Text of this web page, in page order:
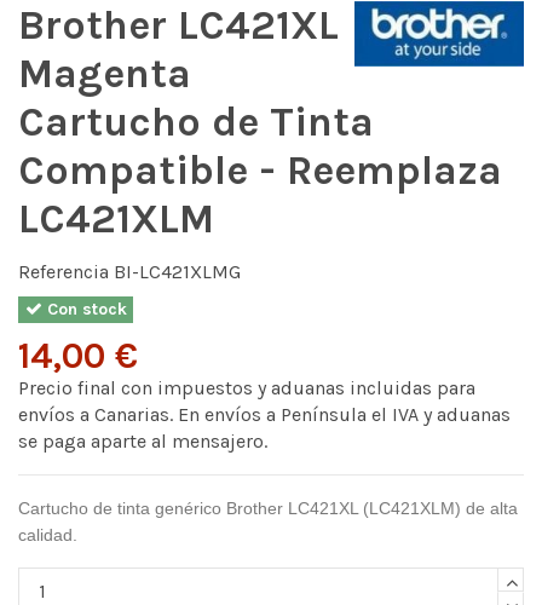
Brother LC421XL
Magenta
Cartucho de Tinta
Compatible - Reemplaza
LC421XLM
Referencia BI-LC421XLMG
Con stock
14,00 €
Precio final con impuestos y aduanas incluidas para
envíos a Canarias. En envíos a Península el IVA y aduanas
se paga aparte al mensajero.
Cartucho de tinta genérico Brother LC421XL (LC421XLM) de alta
calidad.